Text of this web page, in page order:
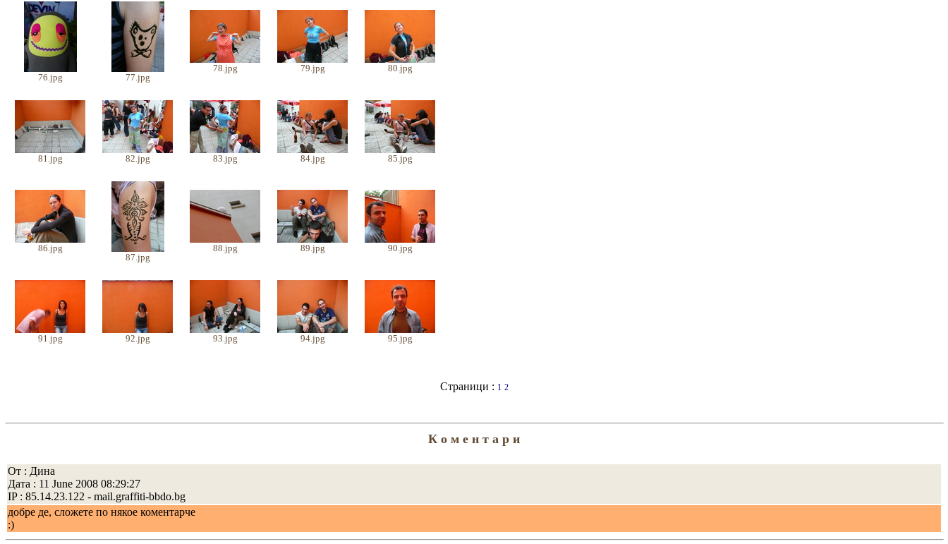
76.jpg 77.jpg
78.jpg 79.jpg 80.jpg
81.jpg 82.jpg 83.jpg 84.jpg 85.jpg
86.jpg
87.jpg
88.jpg 89.jpg 90.jpg
91.jpg 92.jpg 93.jpg 94.jpg 95.jpg
Страници : 1 2
К о м е н т а р и
От : Дина
Дата : 11 June 2008 08:29:27
IP : 85.14.23.122 - mail.graffiti-bbdo.bg
добре де, сложете по някое коментарче
:)